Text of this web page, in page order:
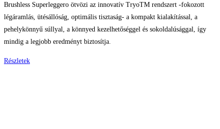
Brushless Superleggero ötvözi az innovatív TryoTM rendszert -fokozott
légáramlás, ütésállóság, optimális tisztaság- a kompakt kialakítással, a
pehelykönnyű súllyal, a könnyed kezelhetőséggel és sokoldalúsággal, így
mindig a legjobb eredményt biztosítja.
Részletek